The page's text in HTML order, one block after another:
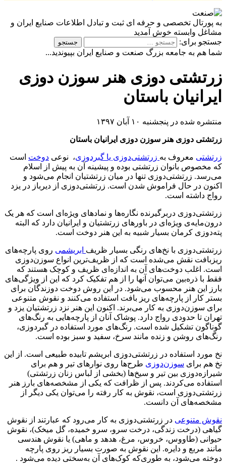
به پورتال تخصصی و حرفه ای ثبت و تبادل اطلاعات صنایع ایران و
مشاغل وابسته خوش آمدید
جستجو برای:
شما هم به جامعه بزرگ صنعت و صنایع ایران بپیوندید...
زرتشتی دوزی هنر سوزن دوزی
ایرانیان باستان
منتشره شده در پنجشنبه ۱۰ آبان ۱۳۹۷
زرتشتی دوزی هنر سوزن دوزی ایرانیان باستان
زرتشتی معروف به زرتشتی‌دوزی یا گبردوزی، نوعی دوخت است
که مخصوص بانوان زرتشتی بوده و پیشینه آن به پیش از اسلام
می‌رسد. زرتشتی‌دوزی تنها در میان زرتشتیان انجام می‌شود و
اکنون در حال فراموش شدن است. زرتشتی‌دوزی از دیرباز در یزد
رواج داشته است.
زرتشتی‌دوزی دربرگیرنده نگاره‌ها و نمادهای ویژه‌ای است که هر یک
درون‌مایه‌ی ویژه‌ای در باورهای زرتشتیان و ایرانیان دارد که البته
پته‌دوزی کرمان بسیار شبیه به این هنر دوخت است.
زرتشتی‌دوزی با نخ‌های رنگی بسیار ظریف ابریشمی روی پارچه‌های
ریزبافت نقش می‌شده است که از ظریف‌ترین انواع سوزن‌دوزی
است. اغلب دوخت‌های آن به اندازه‌ای ظریف و کوچک هستند که
فقط با ذره‌بین می‌توان آنها را از هم تفکیک کرد که این از ویژگی‌های
بارز این هنر محسوب می‌شود. در این روش دوخت دوزندگان برای
بستر کار از پارچه‌های ریز بافت استفاده می‌کنند و نقوش متنوعی
برای سوزن‌دوزی به کار می‌برند. اکنون این هنر نزد زرتشتیان یزد و
تهران تا حدودی رواج دارد. پوشاک آنان از پارچه‌هایی به رنگ‌های
گوناگون تشکیل شده است. رنگ‌های مورد استفاده در گبردوزی،
رنگ‌های روشن و زنده مانند سرخ، سفید و سبز بوده است.
نخ مورد استفاده در زرتشتی‌دوزی ابریشم تابیده‌ طبیعی است. از این
نخ هم برای سوزن‌دوزی طرح‌ها روی نوارهای تیر و هم برای
شیرازه‌دوزی بین تیر و سیخ‌ها (بخشی از لباس زنان زرتشتی)
استفاده می‌کردند. پس از ظرافت که یکی از مشخصه‌های بارز هنر
زرتشتی‌دوزی است، نقوش به کار رفته را می‌توان یکی دیگر از
مشخصه‌های آن دانست.
نقوش متنوعی در زرتشتی‌دوزی به کار می‌رود که عبارتند از نقوش
گیاهی (درخت زندگی، درخت سرو، سرو خمیده، گل میخک)، نقوش
حیوانی (طاووس، خروس، مرغ، هدهد و ماهی) یا نقوش هندسی
مانند مربع و دایره. این نقوش به صورت بسیار ریز روی پارچه
دوخته می‌شود، به طوری‌که کوک‌های آن به‌سختی دیده می‌شود .